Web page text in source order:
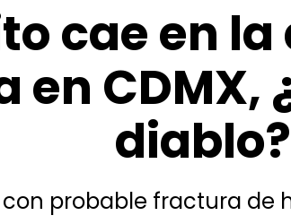
cae en la
en CDMX,
diablo?
probable fractura de